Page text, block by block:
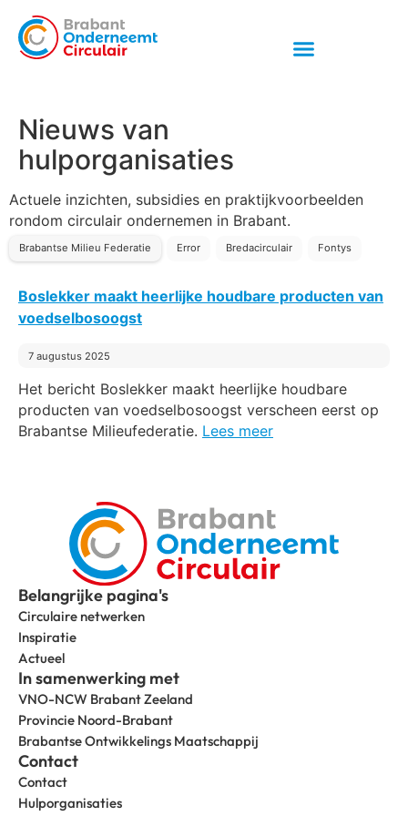
Nieuws van
hulporganisaties
Actuele inzichten, subsidies en praktijkvoorbeelden
rondom circulair ondernemen in Brabant.
Brabantse Milieu Federatie Error Bredacirculair Fontys
Boslekker maakt heerlijke houdbare producten van
voedselbosoogst
7 augustus 2025
Het bericht Boslekker maakt heerlijke houdbare
producten van voedselbosoogst verscheen eerst op
Brabantse Milieufederatie. Lees meer
Belangrijke pagina's
Circulaire netwerken
Inspiratie
Actueel
In samenwerking met
VNO-NCW Brabant Zeeland
Provincie Noord-Brabant
Brabantse Ontwikkelings Maatschappij
Contact
Contact
Hulporganisaties